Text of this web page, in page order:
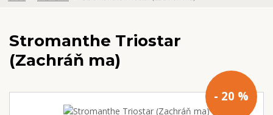
Stromanthe Triostar
(Zachráň ma)
- 20 %